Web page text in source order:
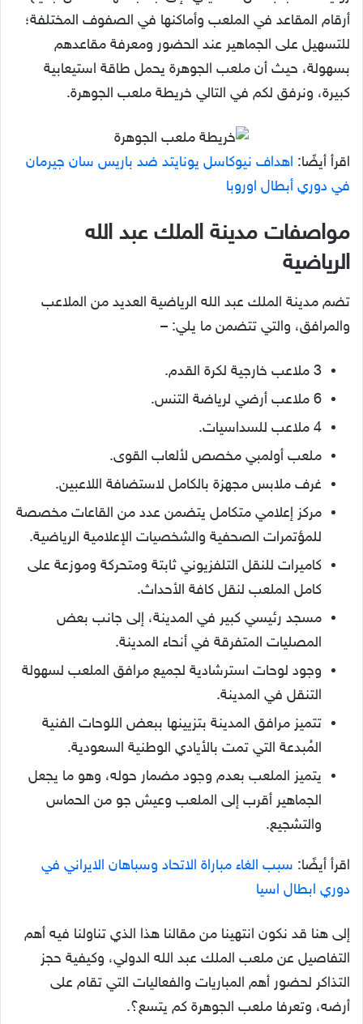
أرقام المقاعد في الملعب وأماكنها في الصفوف المختلفة؛
للتسهيل على الجماهير عند الحضور ومعرفة مقاعدهم
بسهولة، حيث أن ملعب الجوهرة يحمل طاقة استيعابية
كبيرة، ونرفق لكم في التالي خريطة ملعب الجوهرة.
اقرأ أيضًا: اهداف نيوكاسل يونايتد ضد باريس سان جيرمان
في دوري أبطال اوروبا
مواصفات مدينة الملك عبد الله
الرياضية
تضم مدينة الملك عبد الله الرياضية العديد من الملاعب
والمرافق، والتي تتضمن ما يلي: –
3 ملاعب خارجية لكرة القدم.
6 ملاعب أرضي لرياضة التنس.
4 ملاعب للسداسيات.
ملعب أولمبي مخصص لألعاب القوى.
غرف ملابس مجهزة بالكامل لاستضافة اللاعبين.
مركز إعلامي متكامل يتضمن عدد من القاعات مخصصة
للمؤتمرات الصحفية والشخصيات الإعلامية الرياضية.
كاميرات للنقل التلفزيوني ثابتة ومتحركة وموزعة على
كامل الملعب لنقل كافة الأحداث.
مسجد رئيسي كبير في المدينة، إلى جانب بعض
المصليات المتفرقة في أنحاء المدينة.
وجود لوحات استرشادية لجميع مرافق الملعب لسهولة
التنقل في المدينة.
تتميز مرافق المدينة بتزيينها ببعض اللوحات الفنية
المُبدعة التي تمت بالأيادي الوطنية السعودية.
يتميز الملعب بعدم وجود مضمار حوله، وهو ما يجعل
الجماهير أقرب إلى الملعب وعيش جو من الحماس
والتشجيع.
اقرأ أيضًا: سبب الغاء مباراة الاتحاد وسباهان الايراني في
دوري ابطال اسيا
إلى هنا قد نكون انتهينا من مقالنا هذا الذي تناولنا فيه أهم
التفاصيل عن ملعب الملك عبد الله الدولي، وكيفية حجز
التذاكر لحضور أهم المباريات والفعاليات التي تقام على
أرضه، وتعرفا ملعب الجوهرة كم يتسع؟.